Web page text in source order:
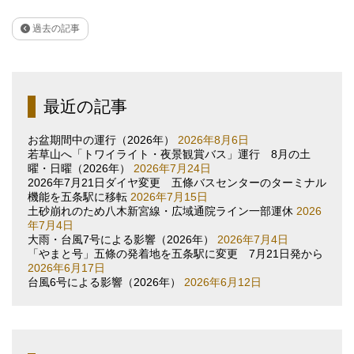
過去の記事
最近の記事
お盆期間中の運行（2026年）
2026年8月6日
若草山へ「トワイライト・夜景観賞バス」運行 8月の土
曜・日曜（2026年）
2026年7月24日
2026年7月21日ダイヤ変更 五條バスセンターのターミナル
機能を五条駅に移転 2026年7月15日
土砂崩れのため八木新宮線・広域通院ライン一部運休 2026
年7月4日
大雨・台風7号による影響（2026年）
2026年7月4日
「やまと号」五條の発着地を五条駅に変更 7月21日発から
2026年6月17日
台風6号による影響（2026年）
2026年6月12日